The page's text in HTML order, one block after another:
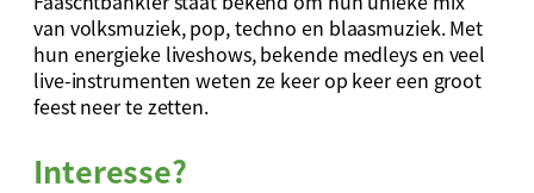
van volksmuziek, pop, techno en blaasmuziek. Met
hun energieke liveshows, bekende medleys en veel
live-instrumenten weten ze keer op keer een groot
feest neer te zetten.
Interesse?